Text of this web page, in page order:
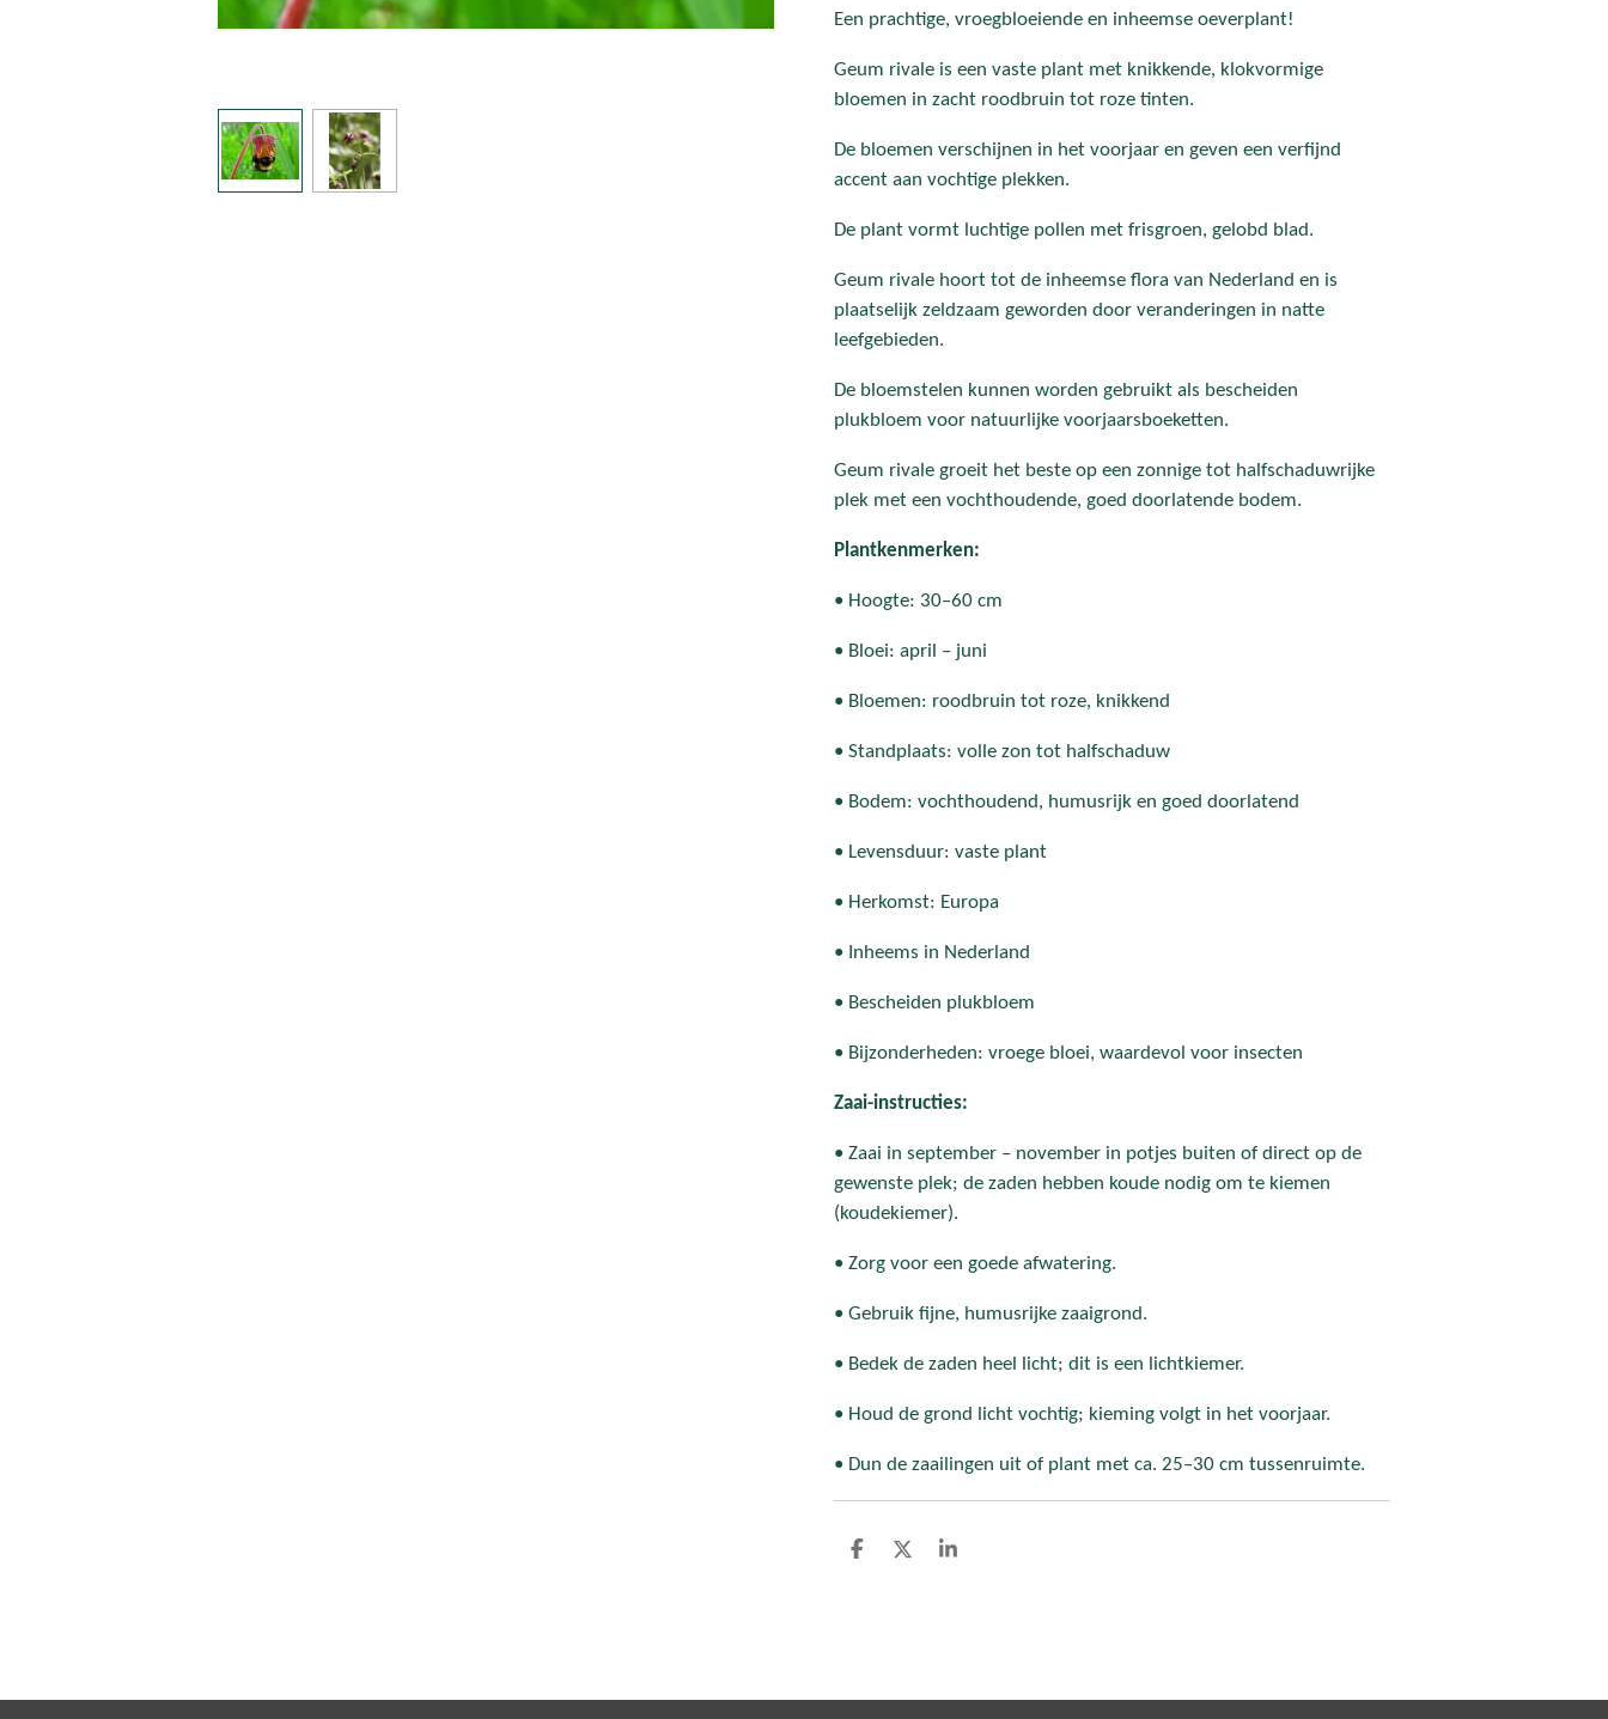
Een prachtige, vroegbloeiende en inheemse oeverplant!
Geum rivale is een vaste plant met knikkende, klokvormige
bloemen in zacht roodbruin tot roze tinten.
De bloemen verschijnen in het voorjaar en geven een verfijnd
accent aan vochtige plekken.
De plant vormt luchtige pollen met frisgroen, gelobd blad.
Geum rivale hoort tot de inheemse flora van Nederland en is
plaatselijk zeldzaam geworden door veranderingen in natte
leefgebieden.
De bloemstelen kunnen worden gebruikt als bescheiden
plukbloem voor natuurlijke voorjaarsboeketten.
Geum rivale groeit het beste op een zonnige tot halfschaduwrijke
plek met een vochthoudende, goed doorlatende bodem.
Plantkenmerken:
• Hoogte: 30–60 cm
• Bloei: april – juni
• Bloemen: roodbruin tot roze, knikkend
• Standplaats: volle zon tot halfschaduw
• Bodem: vochthoudend, humusrijk en goed doorlatend
• Levensduur: vaste plant
• Herkomst: Europa
• Inheems in Nederland
• Bescheiden plukbloem
• Bijzonderheden: vroege bloei, waardevol voor insecten
Zaai-instructies:
• Zaai in september – november in potjes buiten of direct op de
gewenste plek; de zaden hebben koude nodig om te kiemen
(koudekiemer).
• Zorg voor een goede afwatering.
• Gebruik fijne, humusrijke zaaigrond.
• Bedek de zaden heel licht; dit is een lichtkiemer.
• Houd de grond licht vochtig; kieming volgt in het voorjaar.
• Dun de zaailingen uit of plant met ca. 25–30 cm tussenruimte.
D
D
S